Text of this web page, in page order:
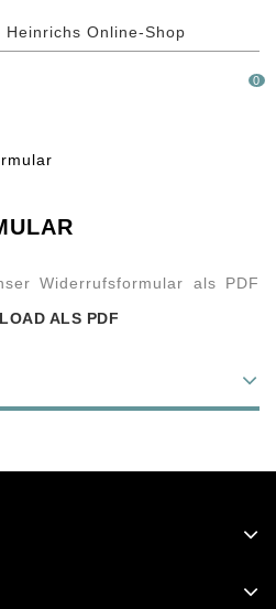
0
Widerrufsformular als PDF
ALS PDF